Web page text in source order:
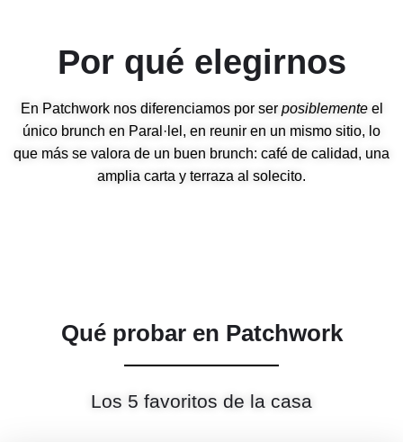
Por qué elegirnos
En Patchwork nos diferenciamos por ser posiblementeel
único brunch en Paral·lel, en reunir en un mismo sitio, lo
que más se valora de un buen brunch: café de calidad, una
amplia carta y terraza al solecito.
Qué probar en Patchwork
Los 5 favoritos de la casa